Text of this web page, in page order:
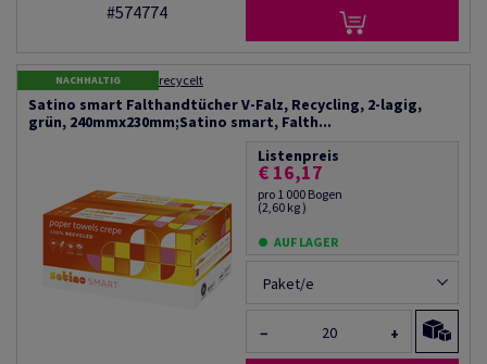
#574774
NACHHALTIG recycelt
Satino smart Falthandtücher V-Falz, Recycling, 2-lagig,
grün, 240mmx230mm;Satino smart, Falth...
Listenpreis
€ 16,17
pro 1 000 Bogen
(2,60 kg )
AUF LAGER
Paket/e
− +